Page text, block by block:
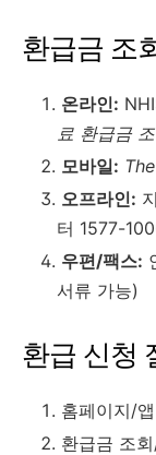
환급금 조
온라인:
료 환급금
모바일:
오프라인:
터 1577-
우편/팩스:
서류 가능)
환급 신청
홈페이지/
환급금 조